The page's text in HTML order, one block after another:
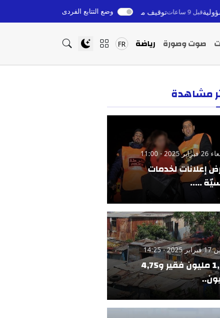
توقيف مرشد سياحي بدون رخصة بمراكش بعد ابتزاز سائحين أجانب
وضع التتابع الفردى
صوت وصورة رياضة FR
مشاهدة
2025 - 11:00
إعلانات لخدمات
…..
- 14:25
1,42 مليون فقير و4,75